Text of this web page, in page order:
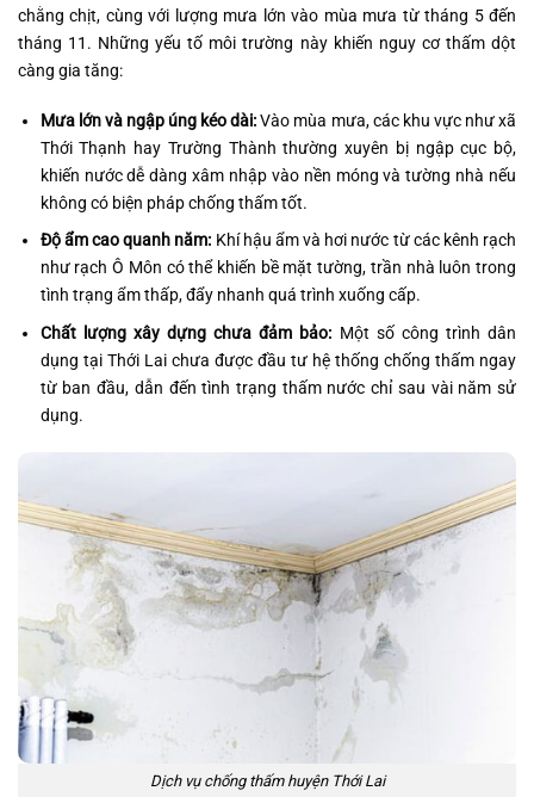
chằng chịt, cùng với lượng mưa lớn vào mùa mưa từ tháng 5 đến
tháng 11. Những yếu tố môi trường này khiến nguy cơ thấm dột
càng gia tăng:
Mưa lớn và ngập úng kéo dài:Vào mùa mưa, các khu vực như xã
Thới Thạnh hay Trường Thành thường xuyên bị ngập cục bộ,
khiến nước dễ dàng xâm nhập vào nền móng và tường nhà nếu
không có biện pháp chống thấm tốt.
Độ ẩm cao quanh năm: Khí hậu ẩm và hơi nước từ các kênh rạch
như rạch Ô Môn có thể khiến bề mặt tường, trần nhà luôn trong
tình trạng ẩm thấp, đẩy nhanh quá trình xuống cấp.
Chất lượng xây dựng chưa đảm bảo: Một số công trình dân
dụng tại Thới Lai chưa được đầu tư hệ thống chống thấm ngay
từ ban đầu, dẫn đến tình trạng thấm nước chỉ sau vài năm sử
dụng.
Dịch vụ chống thấm huyện Thới Lai